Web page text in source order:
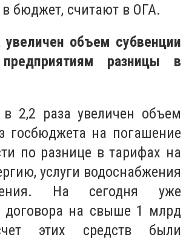
в бюджет, считают в ОГА.
объем субвенции
разницы в
2,2 раза увеличен объем
госбюджета на погашение
по разнице в тарифах на
услуги водоснабжения
На сегодня уже
договора на свыше 1 млрд
этих средств были